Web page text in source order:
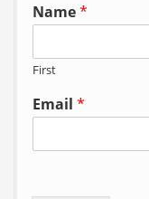
Name*
First
Email *